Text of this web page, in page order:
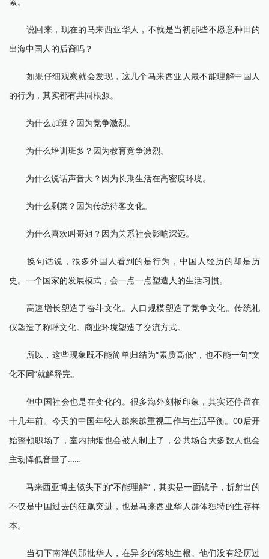
说回来，现在的马来西亚华人，不就是当初那些不愿意种田的
出海中国人的后裔吗？
如果仔细观察就会发现，这几个马来西亚人最不能理解中国人
的行为，其实都有共同根源。
为什么加班？因为竞争激烈。
为什么培训班多？因为教育竞争激烈。
为什么说话声音大？因为长期生活在高密度环境。
为什么剩菜？因为传统待客文化。
为什么喜欢叫哥姐？因为关系社会影响深远。
换句话说，很多外国人看到的是行为，中国人经历的却是历
史。一个国家的发展模式，会一点一点塑造人的生活习惯。
高速增长塑造了奋斗文化。人口规模塑造了竞争文化。传统礼
仪塑造了称呼文化。商业环境塑造了交流方式。
所以，这些现象既不能简单归结为“素质高低”，也不能一句“文
化不同”就解释完。
但中国社会也是在变化的。很多海外刻板印象，其实还停留在
十几年前。今天的中国年轻人越来越重视工作与生活平衡。00后开
始整顿职场了，室内抽烟也会被人制止了，公共场合大多数人也会
主动降低音量了……
马来西亚博主镜头下的“不能理解”，其实是一面镜子，折射出的
不仅是中国过去的狂飙突进，也是马来西亚华人群体独特的生存样
本。
当初下南洋的那批华人，在异乡的落地生根。他们没有经历过